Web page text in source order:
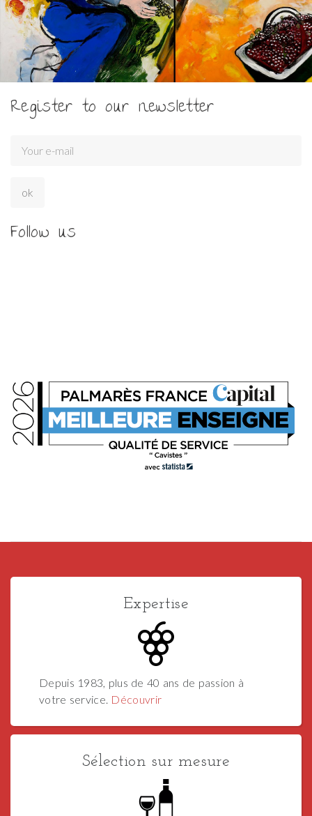
Register to our newsletter
Follow us
Expertise
Depuis 1983, plus de 40 ans de passion à
votre service. Découvrir
Sélection sur mesure